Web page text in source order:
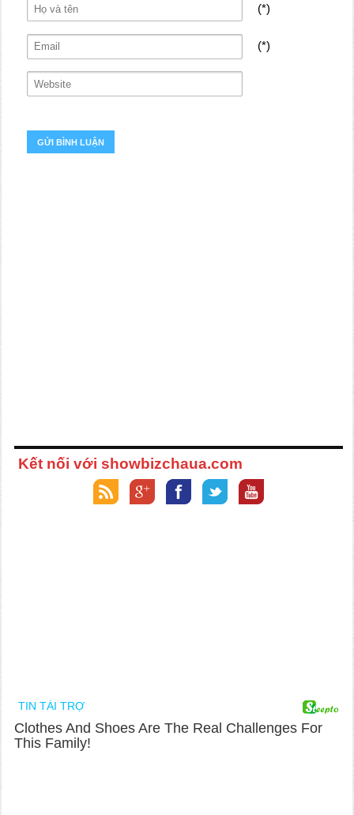
(*)
(*)
Kết nối với showbizchaua.com